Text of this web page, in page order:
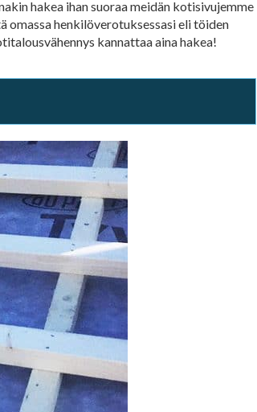
hakea ihan suoraa meidän kotisivujemme
henkilöverotuksessasi eli töiden
kannattaa aina hakea!